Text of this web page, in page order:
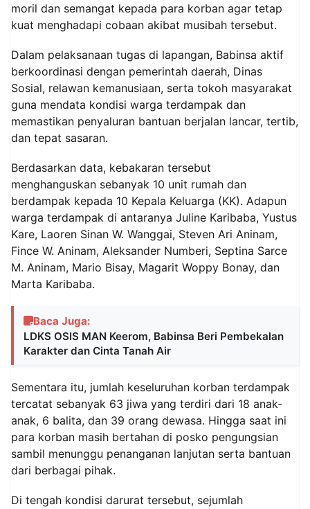
moril dan semangat kepada para korban agar tetap
kuat menghadapi cobaan akibat musibah tersebut.
Dalam pelaksanaan tugas di lapangan, Babinsa aktif
berkoordinasi dengan pemerintah daerah, Dinas
Sosial, relawan kemanusiaan, serta tokoh masyarakat
guna mendata kondisi warga terdampak dan
memastikan penyaluran bantuan berjalan lancar, tertib,
dan tepat sasaran.
Berdasarkan data, kebakaran tersebut
menghanguskan sebanyak 10 unit rumah dan
berdampak kepada 10 Kepala Keluarga (KK). Adapun
warga terdampak di antaranya Juline Karibaba, Yustus
Kare, Laoren Sinan W. Wanggai, Steven Ari Aninam,
Fince W. Aninam, Aleksander Numberi, Septina Sarce
M. Aninam, Mario Bisay, Magarit Woppy Bonay, dan
Marta Karibaba.
Baca Juga:
LDKS OSIS MAN Keerom, Babinsa Beri Pembekalan
Karakter dan Cinta Tanah Air
Sementara itu, jumlah keseluruhan korban terdampak
tercatat sebanyak 63 jiwa yang terdiri dari 18 anak-
anak, 6 balita, dan 39 orang dewasa. Hingga saat ini
para korban masih bertahan di posko pengungsian
sambil menunggu penanganan lanjutan serta bantuan
dari berbagai pihak.
Di tengah kondisi darurat tersebut, sejumlah